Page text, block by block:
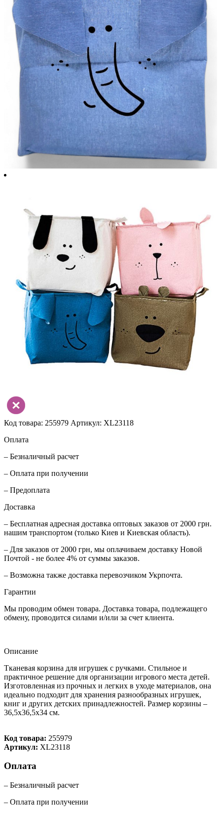
Код товара: 255979 Артикул: XL23118
Оплата
– Безналичный расчет
– Оплата при получении
– Предоплата
Доставка
– Бесплатная адресная доставка оптовых заказов от 2000 грн.
нашим транспортом (только Киев и Киевская область).
– Для заказов от 2000 грн, мы оплачиваем доставку Новой
Почтой - не более 4% от суммы заказов.
– Возможна также доставка перевозчиком Укрпочта.
Гарантии
Мы проводим обмен товара. Доставка товара, подлежащего
обмену, проводится силами и/или за счет клиента.
Описание
Тканевая корзина для игрушек с ручками. Стильное и
практичное решение для организации игрового места детей.
Изготовленная из прочных и легких в уходе материалов, она
идеально подходит для хранения разнообразных игрушек,
книг и других детских принадлежностей. Размер корзины –
36,5х36,5х34 см.
Код товара: 255979
Артикул: XL23118
Оплата
– Безналичный расчет
– Оплата при получении